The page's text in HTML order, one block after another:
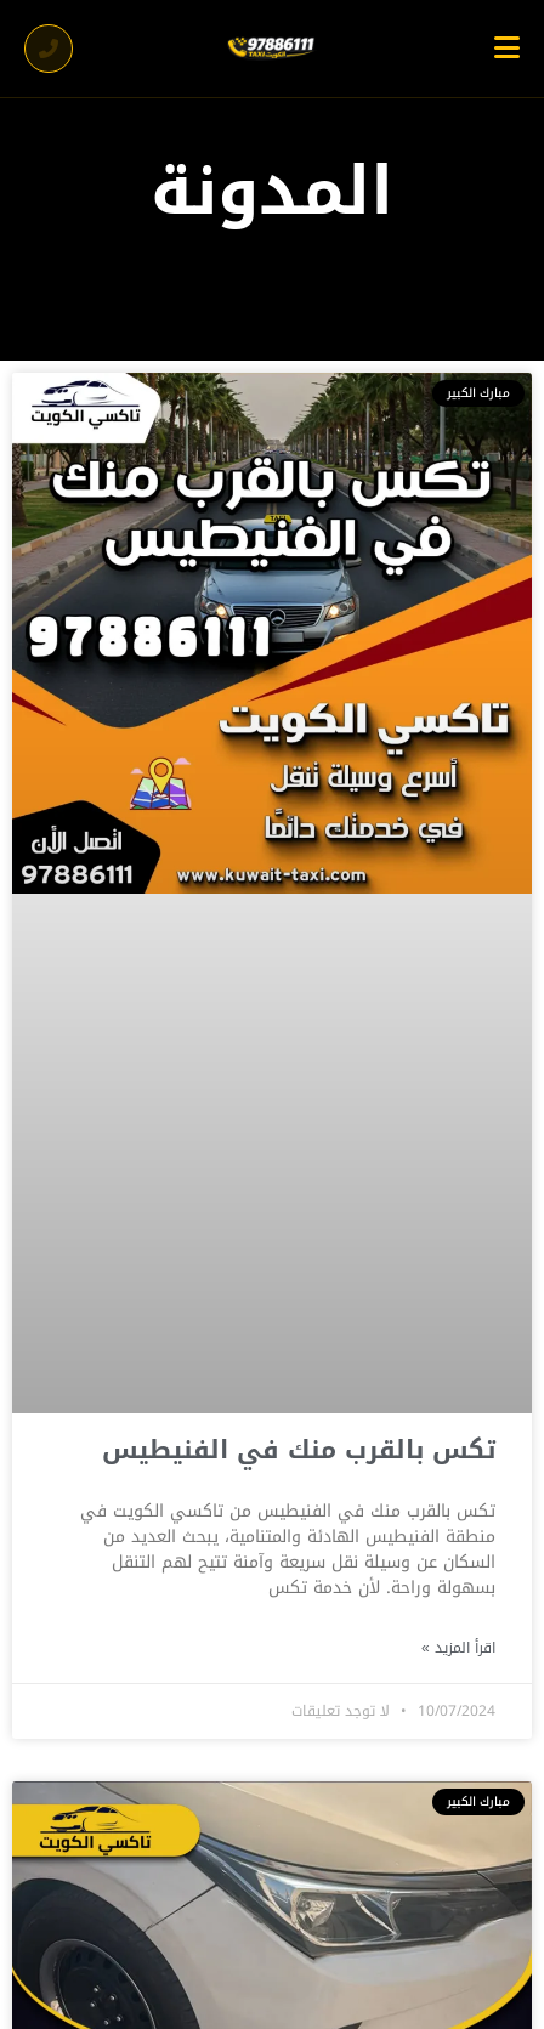
المدونة
مبارك الكبير
تكس بالقرب منك في الفنيطيس
تكس بالقرب منك في الفنيطيس من تاكسي الكويت في
منطقة الفنيطيس الهادئة والمتنامية، يبحث العديد من
السكان عن وسيلة نقل سريعة وآمنة تتيح لهم التنقل
بسهولة وراحة. لأن خدمة تكس
اقرأ المزيد »
10/07/2024 لا توجد تعليقات
مبارك الكبير